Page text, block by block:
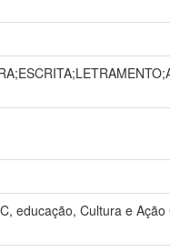
educação, Cultura e